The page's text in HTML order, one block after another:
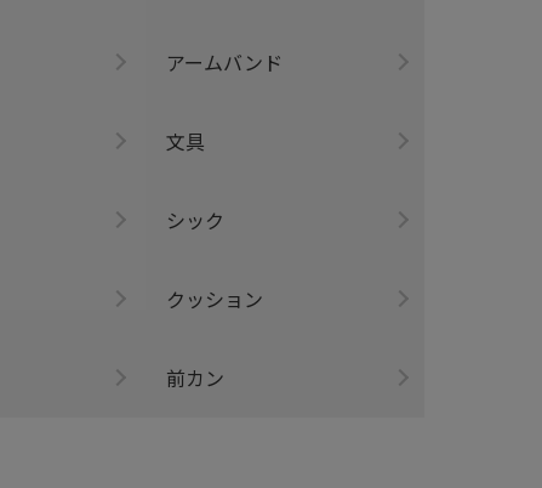
アームバンド
文具
シック
クッション
前カン